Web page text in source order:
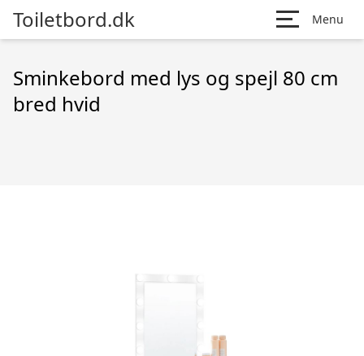
Toiletbord.dk Menu
Sminkebord med lys og spejl 80 cm
bred hvid